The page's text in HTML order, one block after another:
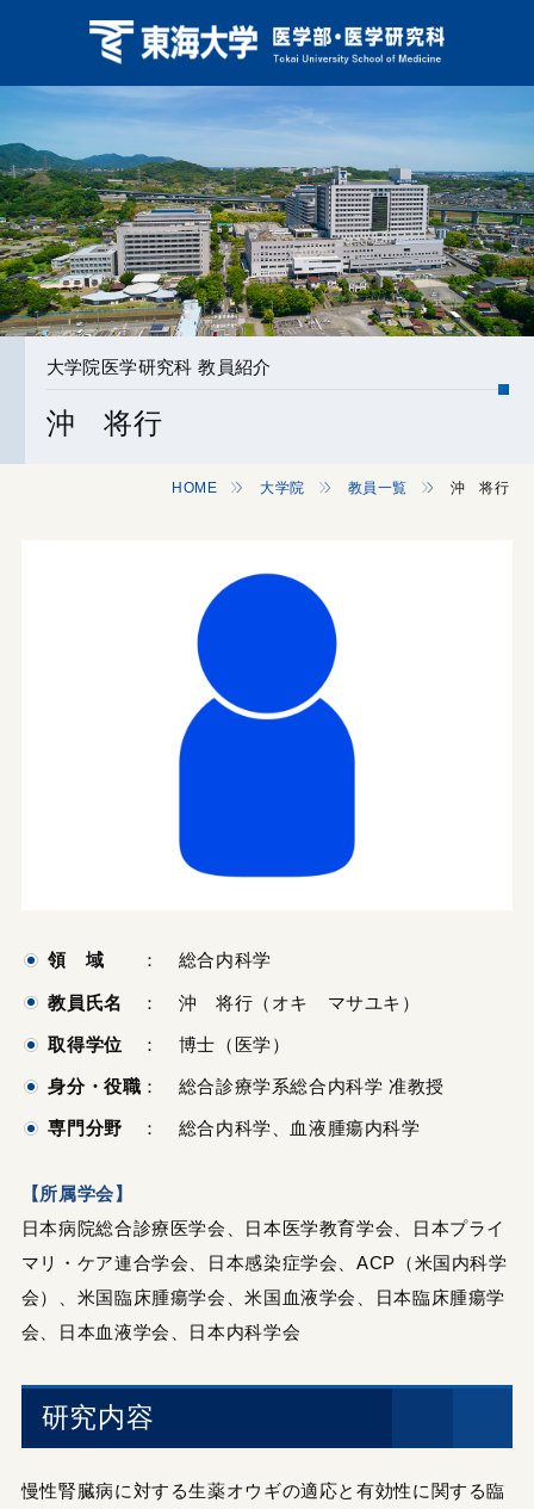
大学院医学研究科 教員紹介
沖 将行
HOME 大学院 教員一覧 沖 将行
領 域 ： 総合内科学
教員氏名 ： 沖 将行（オキ マサユキ）
取得学位 ： 博士（医学）
身分・役職 ： 総合診療学系総合内科学 准教授
専門分野 ： 総合内科学、血液腫瘍内科学
【所属学会】
日本病院総合診療医学会、日本医学教育学会、日本プライ
マリ・ケア連合学会、日本感染症学会、ACP（米国内科学
会）、米国臨床腫瘍学会、米国血液学会、日本臨床腫瘍学
会、日本血液学会、日本内科学会
研究内容
慢性腎臓病に対する生薬オウギの適応と有効性に関する臨